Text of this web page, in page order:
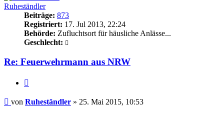
Ruheständler
Beiträge: 873
Registriert: 17. Jul 2013, 22:24
Behörde: Zufluchtsort für häusliche Anlässe...
Geschlecht:
Re: Feuerwehrmann aus NRW
Beitrag
von Ruheständler » 25. Mai 2015, 10:53